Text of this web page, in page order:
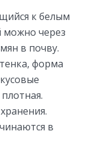
к белым
можно через
в почву.
форма
в